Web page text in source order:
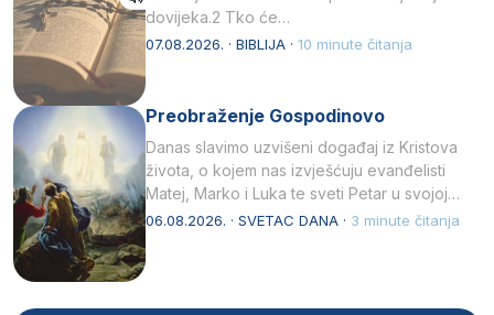
dovijeka.2 Tko će…
07.08.2026. · BIBLIJA · 10 minute čitanja
Preobraženje Gospodinovo
Danas slavimo uzvišeni događaj iz Kristova
života, o kojem nas izvješćuju evanđelisti
Matej, Marko i Luka te sveti Petar u svojoj
drugoj…
06.08.2026. · SVETAC DANA · 3 minute čitanja